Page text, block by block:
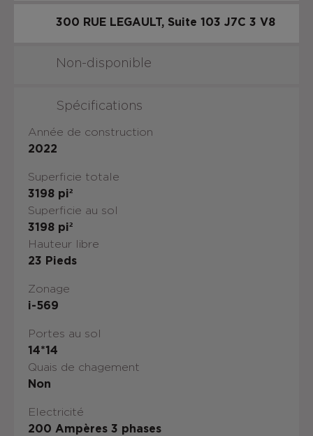
300 RUE LEGAULT, Suite 103 J7C 3 V8
Non-disponible
Spécifications
Année de construction
2022
Superficie totale
3198 pi²
Superficie au sol
3198 pi²
Hauteur libre
23 Pieds
Zonage
i-569
Portes au sol
14*14
Quais de chagement
Non
Electricité
200 Ampères 3 phases